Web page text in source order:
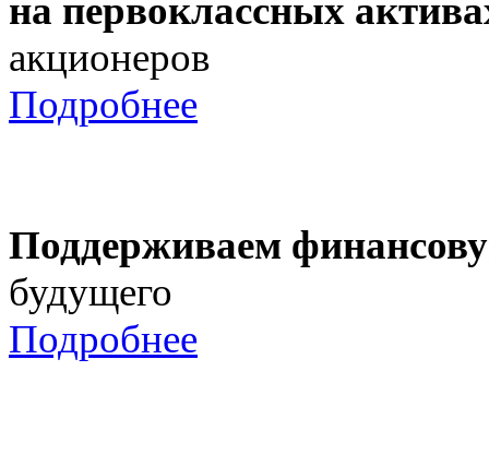
на первоклассных
акционеров
Подробнее
Поддерживаем
будущего
Подробнее